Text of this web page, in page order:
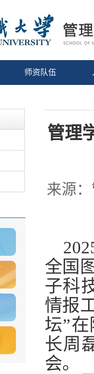
师资队伍
管理
来源
全国
子科
情报
坛”在
长周
会。